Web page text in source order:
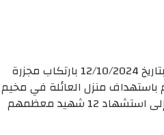
قام الطيران الحربي الإسرائيلي بتاريخ 12/10/2024 بارتكاب مجزرة
باستهداف منزل العائلة في مخيم
جباليا شمال قطاع غزة ما أدى إلى استشهاد 12 شهيد معظمهم